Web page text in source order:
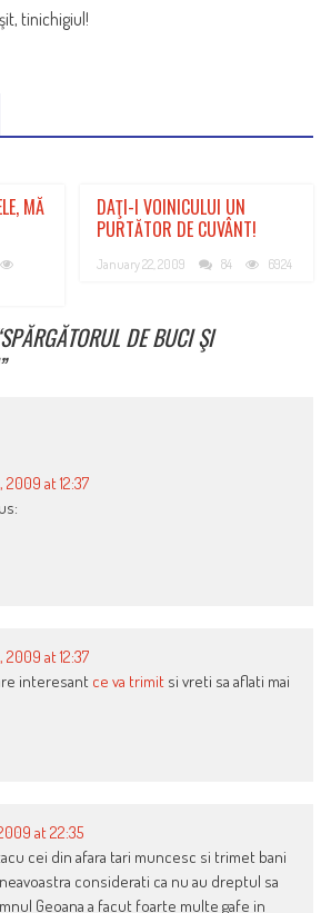
tinichigiul!
MĂ
DAŢI-I VOINICULUI UN
PURTĂTOR DE CUVÂNT!
January 22, 2009 84 6924
SPĂRGĂTORUL DE BUCI ŞI
at 12:37
at 12:37
interesant ce va trimitsi vreti sa aflati mai
at 22:35
cei din afara tari muncesc si trimet bani
considerati ca nu au dreptul sa
Geoana a facut foarte multe gafe in